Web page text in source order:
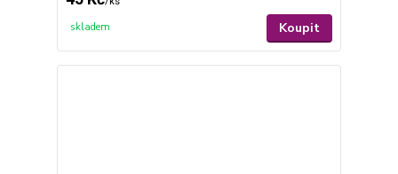
skladem Koupit